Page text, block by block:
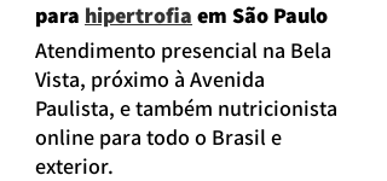
para hipertrofia em São Paulo
Atendimento presencial na Bela
Vista, próximo à Avenida
Paulista, e também nutricionista
online para todo o Brasil e
exterior.